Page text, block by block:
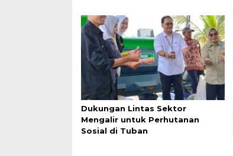
Dukungan Lintas Sektor
Mengalir untuk Perhutanan
Sosial di Tuban